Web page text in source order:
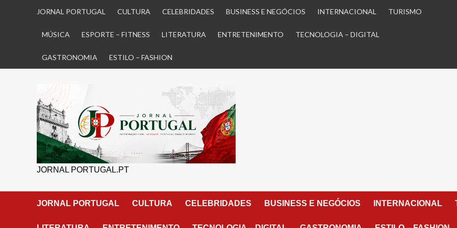
JORNAL PORTUGAL CULTURA CELEBRIDADES BUSINESS E NEGÓCIOS INTERNACIONAL TURISMO
MÚSICA ESPORTE – FITNESS LITERATURA ENTRETENIMENTO TECNOLOGIA – DIGITAL
GASTRONOMIA ESTILO – FASHION
JORNAL PORTUGAL.PT
JORNAL PORTUGAL CULTURA CELEBRIDADES BUSINESS E NEGÓCIOS INTERNACIONAL